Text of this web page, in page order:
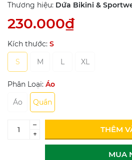
Thương hiệu: Dứa Bikini &
230.000₫
Kích thước: S
S
M L XL
Phân Loại: Áo
Áo
Quần
–
+
THÊM
MUA